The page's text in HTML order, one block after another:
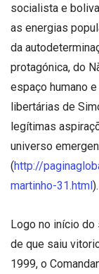
socialista e
as energias
da
protagónica, do
espaço humano
libertárias de
legítimas
universo
(http://
martinho-31.html).
Logo no início do
de que saiu
1999, o